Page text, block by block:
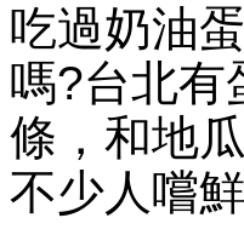
吃過奶油
嗎?台北有
條，和地
不少人嚐鮮